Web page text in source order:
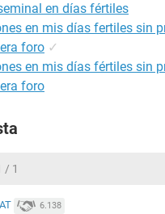
en días fértiles
en mis días fertiles sin
foro ✓
en mis días fértiles sin
foro
/ 1
6.138